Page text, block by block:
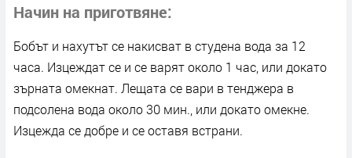
Начин на приготвяне
Бобът и нахутът се накисват в студена вода за 12
часа. Изцеждат се и се варят около 1 час, или докато
зърната омекнат. Лещата се вари в тенджера в
подсолена вода около 30 мин., или докато омекне.
Изцежда се добре и се оставя встрани.